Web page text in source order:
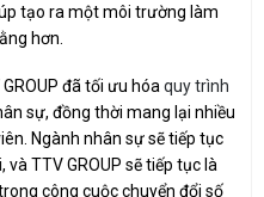
tạo ra một môi trường làm
hơn.
đã tối ưu hóa quy trình
sự, đồng thời mang lại nhiều
Ngành nhân sự sẽ tiếp tục
TTV GROUP sẽ tiếp tục là
công cuộc chuyển đổi số